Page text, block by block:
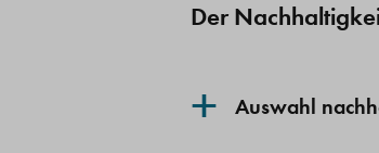
Der
+ Auswahl